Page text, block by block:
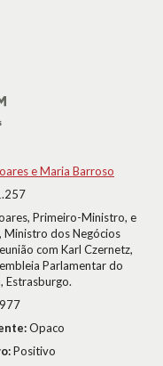
e Maria Barroso
Primeiro-Ministro, e
Ministro dos Negócios
com Karl Czernetz,
Parlamentar do
Estrasburgo.
Opaco
Positivo